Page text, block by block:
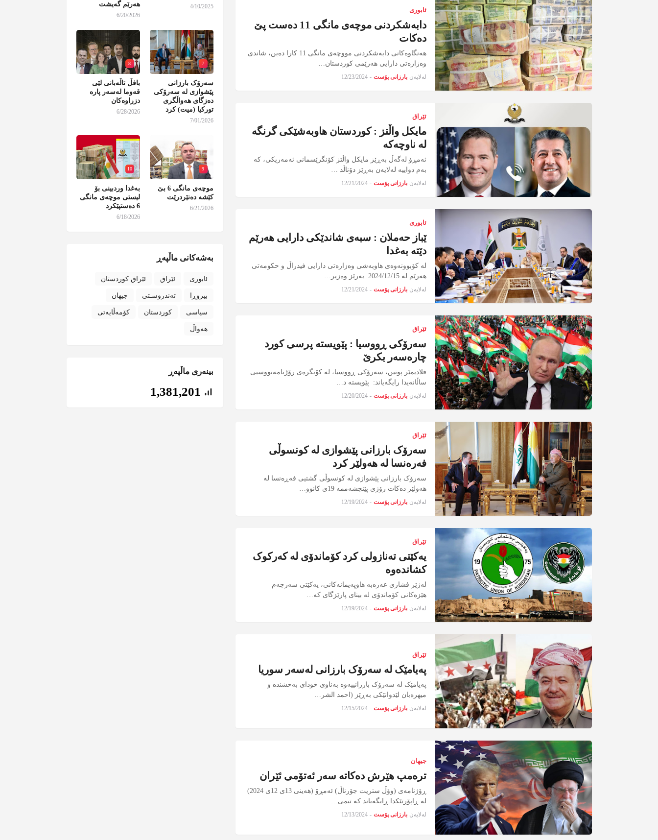
ئابوری
دابەشکردنی موچەی مانگی 11 دەست پێ
دەکات
هەنگاوەکانی دابەشکردنی مووچەی مانگی 11 کارا دەبن، شاندی
وەزارەتی دارایی هەرێمی کوردستان…
لەلایەن بارزانی پۆست -
12/23/2024
ئێراق
مایکل واڵتز : کوردستان هاوبەشێکی گرنگە
لە ناوچەکە
ئەمڕۆ لەگەڵ بەڕێز مایکل واڵتز کۆنگرێسمانی ئەمەریکی، کە
بەم دواییە لەلایەن بەڕێز دۆناڵد …
لەلایەن بارزانی پۆست -
12/21/2024
ئابوری
ێباز حەملان : سبەی شاندێکی دارایی هەرێم
دێتە بەغدا
لە کۆبوونەوەی هاوبەشی وەزارەتی دارایی فیدراڵ و حکومەتی
هەرێم لە 2024/12/15 بەرێز وەزیر…
لەلایەن بارزانی پۆست -
12/21/2024
ئێراق
سەرۆکی ڕووسیا : پێویستە پرسی کورد
چارەسەر بکرێ
فلادیمێر پوتین، سەرۆكی ڕووسیا، لە كۆنگرەی رۆژنامەنووسیی
ساڵانەیدا رایگەیاند: پێویستە د…
لەلایەن بارزانی پۆست -
12/20/2024
ئێراق
سەرۆک بارزانی پێشوازی لە کونسوڵی
فەرەنسا لە هەولێر کرد
سەرۆک بارزانی پێشوازی لە کونسوڵی گشتیی فەڕەنسا لە
هەولێر دەکات رۆژی پێنجشەممە 19ی کانوو…
لەلایەن بارزانی پۆست -
12/19/2024
ئێراق
یەکێتی تەنازولی کرد کۆماندۆی لە کەرکوک
کشاندەوە
لەژێر فشاری عەرەبە هاوپەیمانەكانی، یەكێتی سەرجەم
هێزەكانی كۆماندۆی لە بینای پارێزگای كە…
لەلایەن بارزانی پۆست -
12/19/2024
ئێراق
پەیامێک لە سەرۆک بارزانی لەسەر سوریا
پەیامێک لە سەرۆک بارزانییەوە بەناوی خودای بەخشندە و
میهرەبان لێدوانێکی بەڕێز (احمد الشر…
لەلایەن بارزانی پۆست -
12/15/2024
جیهان
ترەمپ هێرش دەکاتە سەر ئەتۆمی ئێران
ڕۆژنامەی (وۆڵ ستریت جۆرناڵ) ئه‌مڕۆ (هەینی 13ى 12ى 2024)
لە ڕاپۆرتێکدا ڕایگەیاند کە تیمی…
لەلایەن بارزانی پۆست -
12/13/2024
4/10/2025
هەرێم گەیشت
6/20/2026
7
سەرۆک بارزانی
پێشوازی لە سەرۆکی
دەزگای هەواڵگری
تورکیا (میت) کرد
7/01/2026
8
بافڵ تاڵەبانی لێی
قەوما لەسەر پارە
دزراوەکان
6/28/2026
9
موچەی مانگی 6 بێ
کێشە دەنێردرێت
6/21/2026
10
بەغدا وردبینی بۆ
لیستی موچەی مانگی
6 دەستپێکرد
6/18/2026
بەشەکانی ماڵپەڕ
ئابوری ئێراق ئێراق کوردستان
بیروڕا تەندروسـتی جیهان
سیاسی کوردستان کۆمەڵایەتی
هەواڵ
بینەری ماڵپەڕ
1,381,201